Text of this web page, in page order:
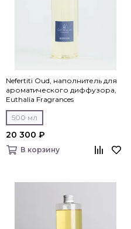
Nefertiti Oud, наполнитель для
ароматического диффузора,
Euthalia Fragrances
500 мл
20 300 ₽
В корзину